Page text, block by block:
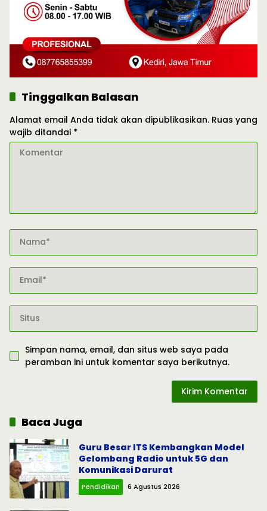
Tinggalkan Balasan
Alamat email Anda tidak akan dipublikasikan. Ruas yang
wajib ditandai *
Simpan nama, email, dan situs web saya pada
peramban ini untuk komentar saya berikutnya.
Baca Juga
Guru Besar ITS Kembangkan Model
Gelombang Radio untuk 5G dan
Komunikasi Darurat
Pendidikan 6 Agustus 2026